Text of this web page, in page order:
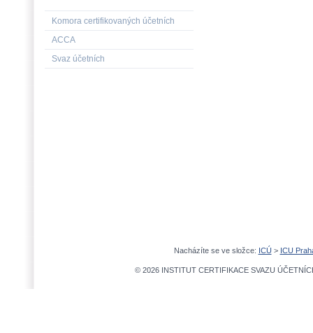
Komora certifikovaných účetních
ACCA
Svaz účetních
Nacházíte se ve složce: ICÚ > ICU
© 2026 INSTITUT CERTIFIKACE SVAZU